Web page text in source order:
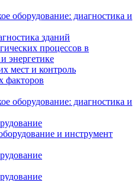
оборудование: диагностика и
зданий
процессов в
энергетике
мест и контроль
факторов
оборудование: диагностика и
и инструмент